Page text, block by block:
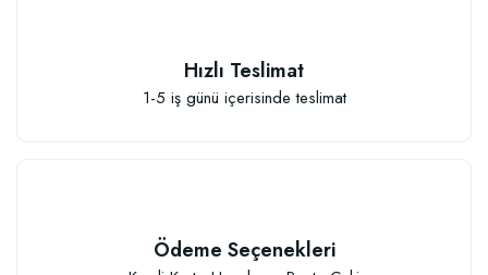
Hızlı Teslimat
1-5 iş günü içerisinde teslimat
Ödeme Seçenekleri